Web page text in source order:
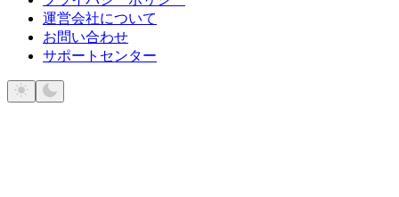
運営会社について
お問い合わせ
サポートセンター